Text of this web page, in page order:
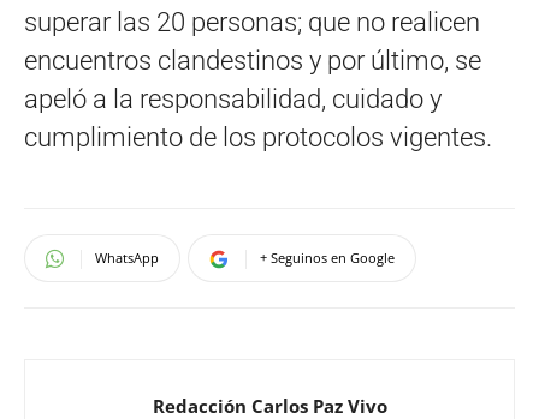
superar las 20 personas; que no realicen
encuentros clandestinos y por último, se
apeló a la responsabilidad, cuidado y
cumplimiento de los protocolos vigentes.
WhatsApp + Seguinos en Google
Redacción Carlos Paz Vivo